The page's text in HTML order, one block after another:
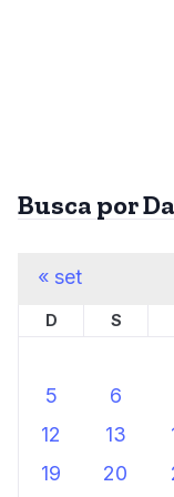
Busca por
D S
5
6
12
13
19
20
« set